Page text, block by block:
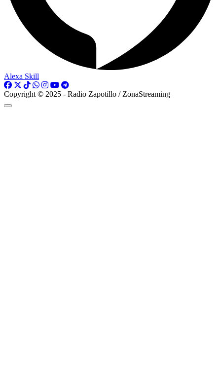
Alexa Skill
Copyright © 2025 - Radio Zapotillo / ZonaStreaming